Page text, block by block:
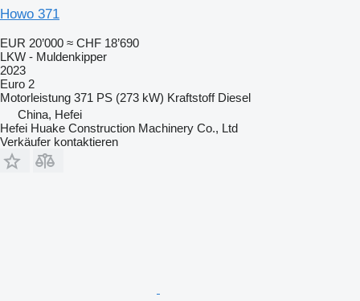
Howo 371
EUR 20’000 ≈ CHF 18’690
LKW - Muldenkipper
2023
Euro 2
Motorleistung 371 PS (273 kW) Kraftstoff Diesel
China, Hefei
Hefei Huake Construction Machinery Co., Ltd
Verkäufer kontaktieren